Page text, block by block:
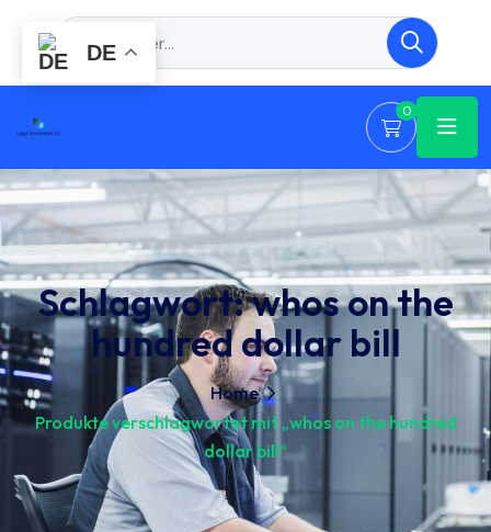
0
Schlagwort:whos on the
hundred dollar bill
Home
Produkte verschlagwortet mit „whos on the hundred
dollar bill“
DE